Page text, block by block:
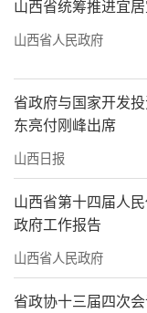
业高质量发展
（邬帅莉）
山西省统筹推进宜
山西省人民政府
省政府与国家开发
东亮付刚峰出席
山西日报
山西省第十四届人
政府工作报告
山西省人民政府
省政协十三届四次